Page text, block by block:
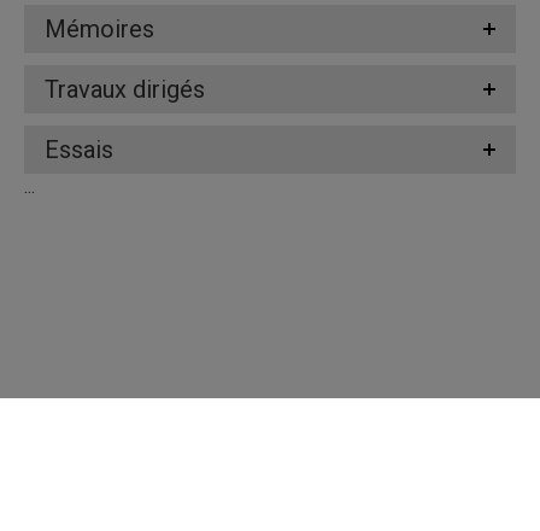
Mémoires
Travaux dirigés
Essais
...